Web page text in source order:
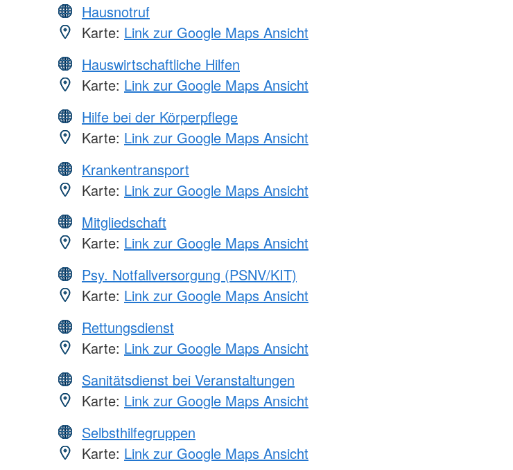
Hausnotruf
Karte: Link zur Google Maps Ansicht
Hauswirtschaftliche Hilfen
Karte: Link zur Google Maps Ansicht
Hilfe bei der Körperpflege
Karte: Link zur Google Maps Ansicht
Krankentransport
Karte: Link zur Google Maps Ansicht
Mitgliedschaft
Karte: Link zur Google Maps Ansicht
Psy. Notfallversorgung (PSNV/KIT)
Karte: Link zur Google Maps Ansicht
Rettungsdienst
Karte: Link zur Google Maps Ansicht
Sanitätsdienst bei Veranstaltungen
Karte: Link zur Google Maps Ansicht
Selbsthilfegruppen
Karte: Link zur Google Maps Ansicht